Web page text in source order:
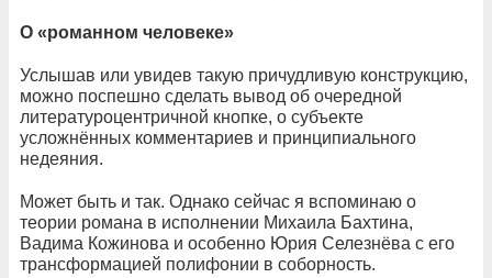
О «романном человеке»
Услышав или увидев такую причудливую конструкцию,
можно поспешно сделать вывод об очередной
литературоцентричной кнопке, о субъекте
усложнённых комментариев и принципиального
недеяния.
Может быть и так. Однако сейчас я вспоминаю о
теории романа в исполнении Михаила Бахтина,
Вадима Кожинова и особенно Юрия Селезнёва с его
трансформацией полифонии в соборность.